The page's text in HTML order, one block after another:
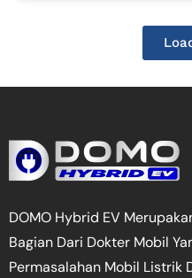
DOMO Hybrid EV
Bagian Dari Dokter Mobil
Permasalahan Mobil Listrik